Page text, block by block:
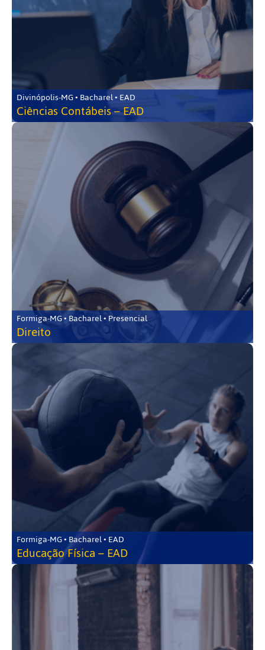
Divinópolis-MG • Bacharel • EAD
Ciências Contábeis – EAD
Formiga-MG • Bacharel • Presencial
Direito
Formiga-MG • Bacharel • EAD
Educação Física – EAD